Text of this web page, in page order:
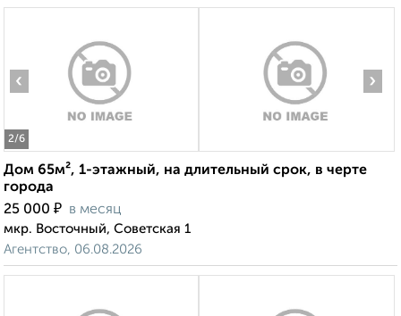
2/6
‹ ›
Дом 65м², 1-этажный, на длительный срок, в черте
города
25 000 ₽ в месяц
мкр. Восточный, Советская 1
Агентство, 06.08.2026